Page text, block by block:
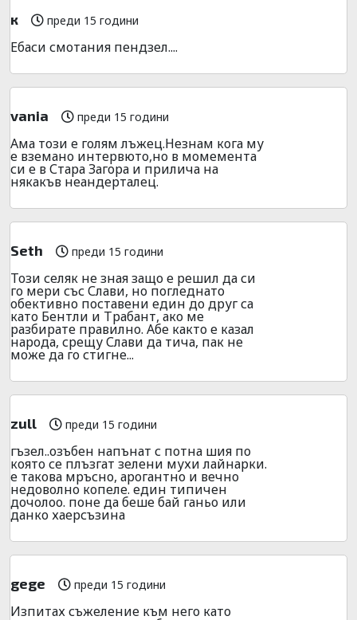
к преди 15 години
Ебаси смотания пендзел....
vania преди 15 години
Ама този е голям лъжец.Незнам кога му
е вземано интервюто,но в момемента
си е в Стара Загора и прилича на
някакъв неандерталец.
Seth преди 15 години
Този селяк не зная защо е решил да си
го мери със Слави, но погледнато
обективно поставени един до друг са
като Бентли и Трабант, ако ме
разбирате правилно. Абе както е казал
народа, срещу Слави да тича, пак не
може да го стигне...
zull преди 15 години
гъзел..озъбен напънат с потна шия по
която се плъзгат зелени мухи лайнарки.
е такова мръсно, арогантно и вечно
недоволно копеле. един типичен
дочолоо. поне да беше бай ганьо или
данко хаерсъзина
gege преди 15 години
Изпитах съжеление към него като